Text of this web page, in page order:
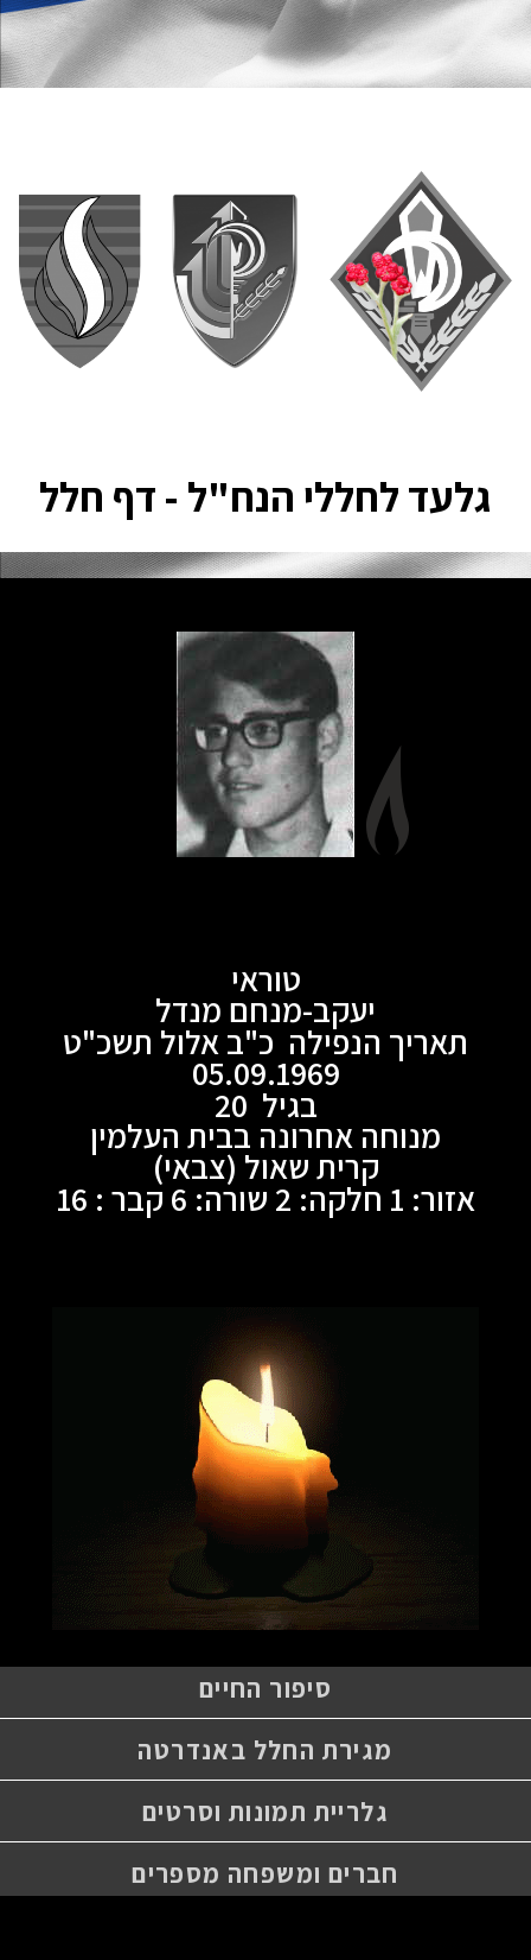
גלעד לחללי הנח"ל - דף חלל
טוראי
יעקב-מנחם מנדל
תאריך הנפילה כ"ב אלול תשכ"ט
05.09.1969
בגיל 20
מנוחה אחרונה בבית העלמין
קרית שאול (צבאי)
אזור: 1 חלקה: 2 שורה: 6 קבר : 16
סיפור החיים
מגירת החלל באנדרטה
גלריית תמונות וסרטים
חברים ומשפחה מספרים